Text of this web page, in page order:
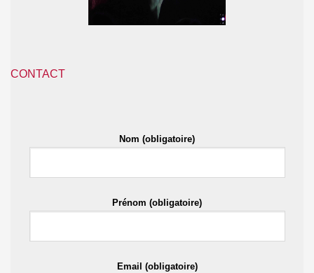
CONTACT
Nom (obligatoire)
Prénom (obligatoire)
Email (obligatoire)